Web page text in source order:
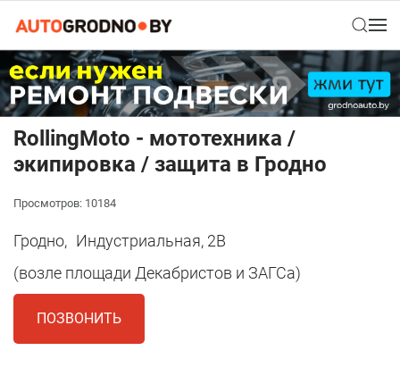
RollingMoto - мототехника /
экипировка / защита в Гродно
Просмотров: 10184
Гродно, Индустриальная, 2В
(возле площади Декабристов и ЗАГСа)
ПОЗВОНИТЬ